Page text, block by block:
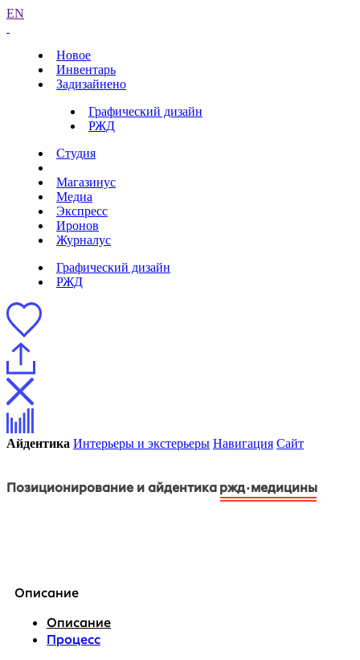
EN
Новое
Инвентарь
Задизайнено
Графический дизайн
РЖД
Студия
Магазинус
Медиа
Экспресс
Иронов
Журналус
Графический дизайн
РЖД
Айдентика Интерьеры и экстерьеры Навигация Сайт
Позиционирование и айдентикаржд·медицины
Описание
Описание
Процесс